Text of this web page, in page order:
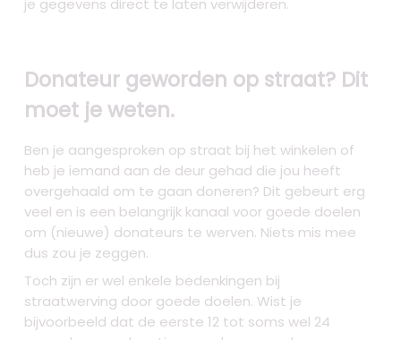
je gegevens direct te laten verwijderen.
Donateur geworden op straat? Dit
moet je weten.
Ben je aangesproken op straat bij het winkelen of
heb je iemand aan de deur gehad die jou heeft
overgehaald om te gaan doneren? Dit gebeurt erg
veel en is een belangrijk kanaal voor goede doelen
om (nieuwe) donateurs te werven. Niets mis mee
dus zou je zeggen.
Toch zijn er wel enkele bedenkingen bij
straatwerving door goede doelen. Wist je
bijvoorbeeld dat de eerste 12 tot soms wel 24